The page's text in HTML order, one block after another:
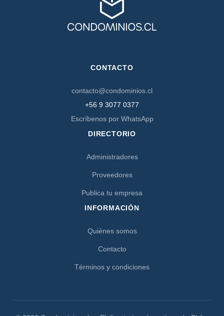
CONTACTO
contacto@condominios.cl
+56 9 3077 0377
Escríbenos por WhatsApp
DIRECTORIO
Administradores
Proveedores
Publica tu empresa
INFORMACIÓN
Quiénes somos
Contacto
Términos y condiciones